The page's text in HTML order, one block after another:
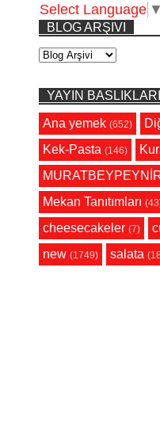
Select Language ▼
BLOG ARŞIVI
YAYIN
Ana yemek (652)
Kek-Pasta (146)
Mekan Tanıtımları
cheesecakeler (7)
new (1749) salata